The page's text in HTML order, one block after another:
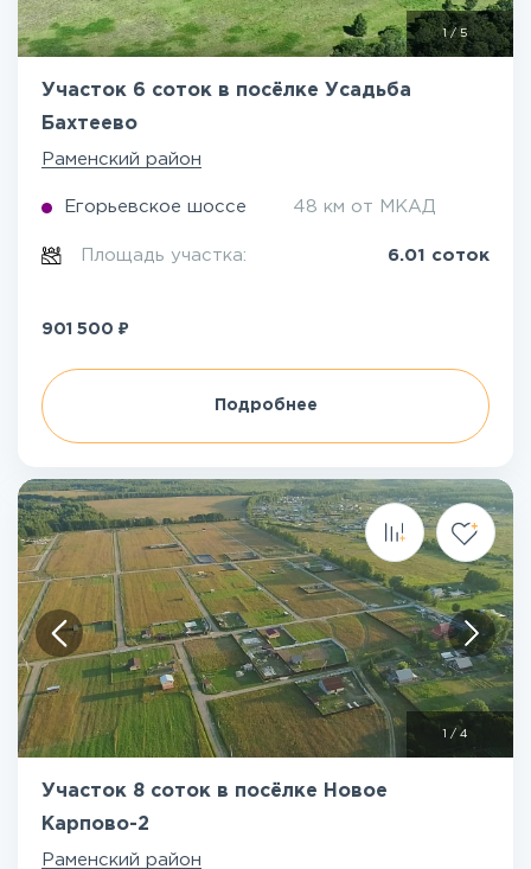
1/ 5
Участок 6 соток в посёлке Усадьба
Бахтеево
Раменский район
Егорьевское шоссе 48 км от МКАД
Площадь участка: 6.01 соток
901 500 ₽
Подробнее
/ 4
Участок 8 соток в посёлке Новое
Карпово-2
Раменский район